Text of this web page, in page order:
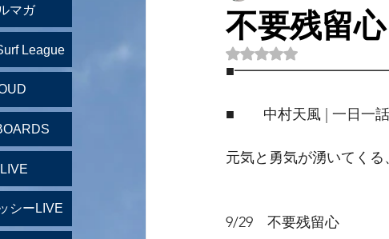
不要残留心
5つ星のうちNaNと評価
■　　中村天風 | 一日一話
元気と勇気が湧いてく
9/29　不要残留心
マガ
League
シーLIVE